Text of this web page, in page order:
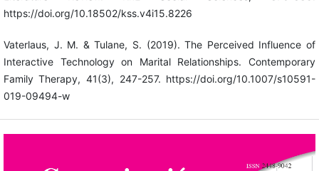
https://doi.org/10.18502/kss.v4i15.8226
Vaterlaus, J. M. & Tulane, S. (2019). The Perceived Influence of
Interactive Technology on Marital Relationships. Contemporary
Family Therapy, 41(3), 247-257. https://doi.org/10.1007/s10591-
019-09494-w